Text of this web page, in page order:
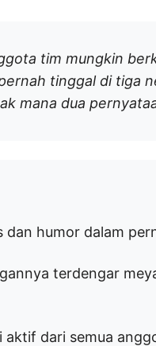
tim mungkin
tinggal di tiga
mana dua
dan humor dalam
terdengar
aktif dari semua